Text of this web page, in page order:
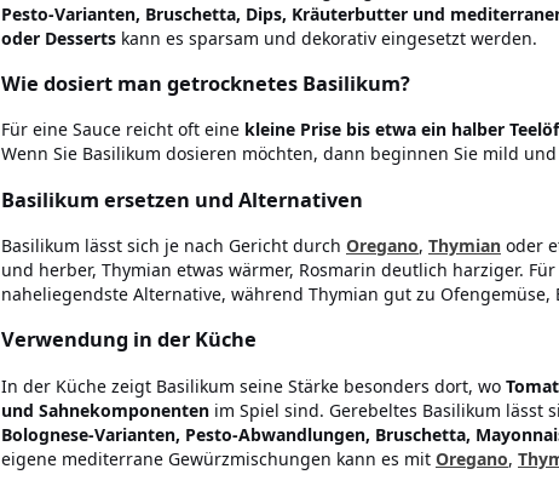
Pesto-Varianten, Bruschetta, Dips, Kräuterbutter und
oder Desserts kann es sparsam und dekorativ eingesetzt werden.
Wie dosiert man getrocknetes Basilikum?
Für eine Sauce reicht oft eine kleine Prise bis etwa ein halber
Wenn Sie Basilikum dosieren möchten, dann beginnen Sie mild
Basilikum ersetzen und Alternativen
Basilikum lässt sich je nach Gericht durch Oregano, Thymian oder
und herber, Thymian etwas wärmer, Rosmarin deutlich harziger.
naheliegendste Alternative, während Thymian gut zu
Verwendung in der Küche
In der Küche zeigt Basilikum seine Stärke besonders dort, wo
und Sahnekomponenten im Spiel sind. Gerebeltes Basilikum lässt
Bolognese-Varianten, Pesto-Abwandlungen, Bruschetta,
eigene mediterrane Gewürzmischungen kann es mit Oregano,